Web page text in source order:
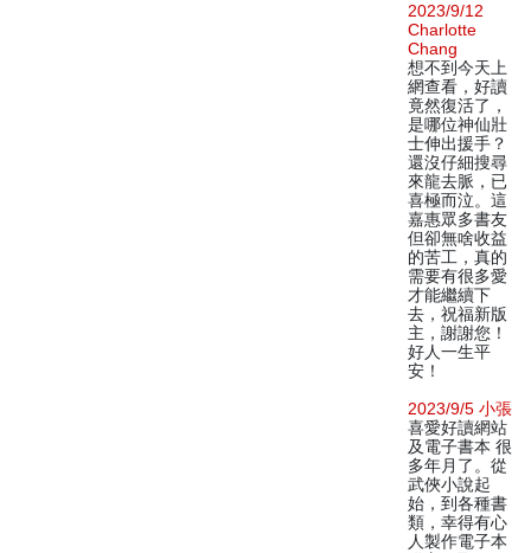
2023/9/12
Charlotte
Chang
想不到今天上
網查看，好讀
竟然復活了，
是哪位神仙壯
士伸出援手？
還沒仔細搜尋
來龍去脈，已
喜極而泣。這
嘉惠眾多書友
但卻無啥收益
的苦工，真的
需要有很多愛
才能繼續下
去，祝福新版
主，謝謝您！
好人一生平
安！
2023/9/5 小張
喜愛好讀網站
及電子書本 很
多年月了。從
武俠小說起
始，到各種書
類，幸得有心
人製作電子本